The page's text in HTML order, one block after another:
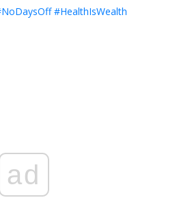
#HealthIsWealth
ad